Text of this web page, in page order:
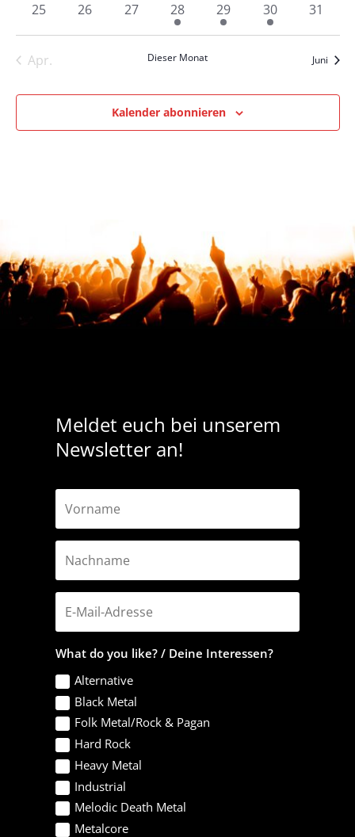
0
25
0
Veranstaltungen
26
0
Veranstaltungen
27
1
Veranstaltung
28
1
Veranstaltung
29
1
Veranstaltung
30
0
31
Apr. Dieser Monat Juni
Kalender abonnieren
Meldet euch bei unserem
Newsletter an!
What do you like? / Deine Interessen?
Alternative
Black Metal
Folk Metal/Rock & Pagan
Hard Rock
Heavy Metal
Industrial
Melodic Death Metal
Metalcore